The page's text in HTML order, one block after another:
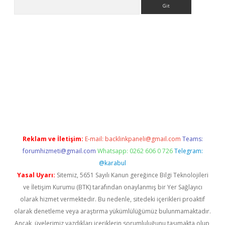
Reklam ve İletişim: E-mail: backlinkpaneli@gmail.com Teams:
forumhizmeti@gmail.com Whatsapp: 0262 606 0 726 Telegram:
@karabul
Yasal Uyarı: Sitemiz, 5651 Sayılı Kanun gereğince Bilgi Teknolojileri
ve İletişim Kurumu (BTK) tarafından onaylanmış bir Yer Sağlayıcı
olarak hizmet vermektedir. Bu nedenle, sitedeki içerikleri proaktif
olarak denetleme veya araştırma yükümlülüğümüz bulunmamaktadır.
Ancak, üyelerimiz yazdıkları içeriklerin sorumluluğunu taşımakta olup,